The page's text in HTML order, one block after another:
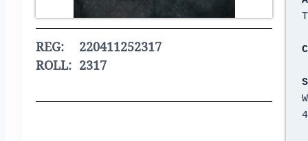
REG: 220411252317
ROLL: 2317